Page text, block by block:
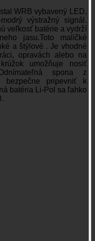
WRB vybavený LED,
výstražný signál.
veľkosť batérie a vydrží
jasu.Toto maličké
a štýlové . Je vhodné
opravách alebo na
umožňuje nosiť
spona z
pripevniť k
batéria Li-Pol sa ľahko